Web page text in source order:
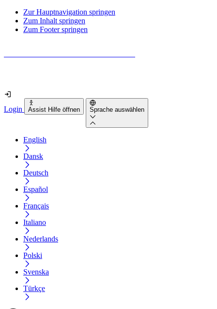
Zur Hauptnavigation springen
Zum Inhalt springen
Zum Footer springen
Login Assist Hilfe öffnen Sprache auswählen
English
Dansk
Deutsch
Español
Français
Italiano
Nederlands
Polski
Svenska
Türkçe